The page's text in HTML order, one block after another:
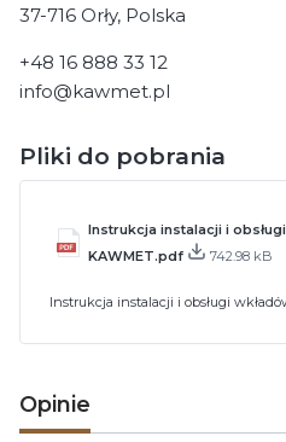
37-716 Orły, Polska
+48 16 888 33 12
info@kawmet.pl
Pliki do pobrania
Instrukcja instalacji i
KAWMET.pdf
742.98 kB
Instrukcja instalacji i obsługi
Opinie